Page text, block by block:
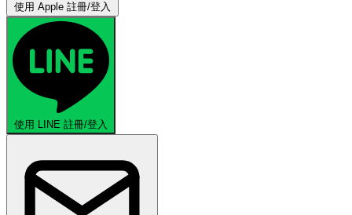
使用 Apple 註冊/登入
使用 LINE 註冊/登入